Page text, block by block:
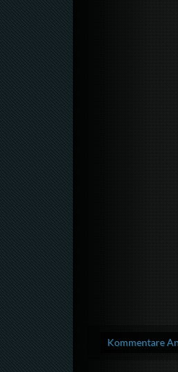
Kommentare